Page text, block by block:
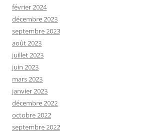
février 2024
décembre 2023
septembre 2023
août 2023
juillet 2023
juin 2023
mars 2023
janvier 2023
décembre 2022
octobre 2022
septembre 2022